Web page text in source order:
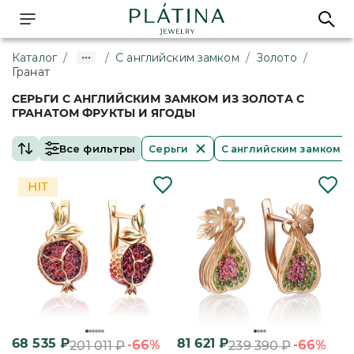
Каталог / / С английским замком / Золото /
Гранат
СЕРЬГИ С АНГЛИЙСКИМ ЗАМКОМ ИЗ ЗОЛОТА С
ГРАНАТОМ ФРУКТЫ И ЯГОДЫ
Все фильтры Серьги С английским замком
68 535 ₽201 011₽-66% 81 621 ₽239 390₽-66%